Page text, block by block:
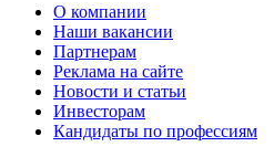
О компании
Наши вакансии
Партнерам
Реклама на сайте
Новости и статьи
Инвесторам
Кандидаты по профессиям